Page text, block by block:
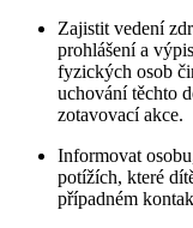
Zajistit vedení
prohlášení a
fyzických osob
uchování těchto
zotavovací akce.
Informovat
potížích, které
případném